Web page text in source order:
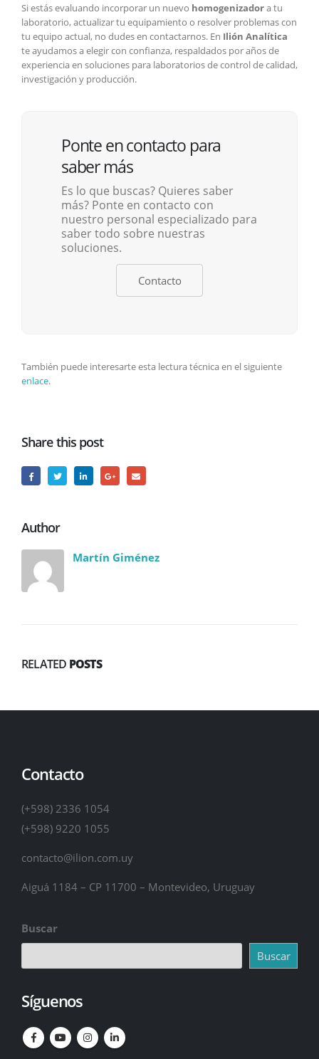
Si estás evaluando incorporar un nuevo homogenizadora tu
laboratorio, actualizar tu equipamiento o resolver problemas con
tu equipo actual, no dudes en contactarnos. En Ilión Analítica
te ayudamos a elegir con confianza, respaldados por años de
experiencia en soluciones para laboratorios de control de calidad,
investigación y producción.
Ponte en contacto para
saber más
Es lo que buscas? Quieres saber
más? Ponte en contacto con
nuestro personal especializado para
saber todo sobre nuestras
soluciones.
Contacto
También puede interesarte esta lectura técnica en el siguiente
enlace.
Share this post
Author
Martín Giménez
RELATED POSTS
Contacto
(+598) 2336 1054
(+598) 9220 1055
contacto@ilion.com.uy
Aiguá 1184 – CP 11700 – Montevideo, Uruguay
Buscar
Buscar
Síguenos